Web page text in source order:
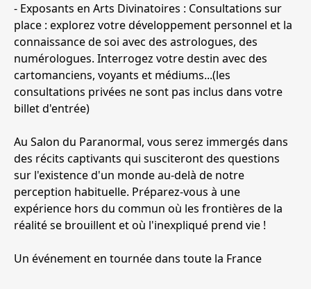
- Exposants en Arts Divinatoires : Consultations sur
place : explorez votre développement personnel et la
connaissance de soi avec des astrologues, des
numérologues. Interrogez votre destin avec des
cartomanciens, voyants et médiums...(les
consultations privées ne sont pas inclus dans votre
billet d'entrée)
Au Salon du Paranormal, vous serez immergés dans
des récits captivants qui susciteront des questions
sur l'existence d'un monde au-delà de notre
perception habituelle. Préparez-vous à une
expérience hors du commun où les frontières de la
réalité se brouillent et où l'inexpliqué prend vie !
Un événement en tournée dans toute la France